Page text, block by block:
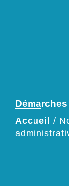
Accueil /